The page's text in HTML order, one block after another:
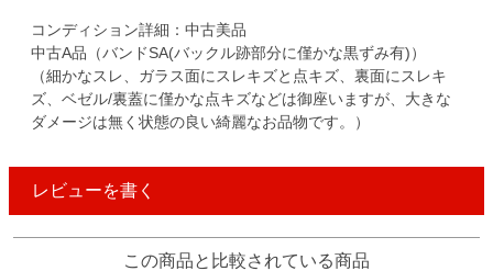
コンディション詳細：中古美品
中古A品（バンドSA(バックル跡部分に僅かな黒ずみ有)）
（細かなスレ、ガラス面にスレキズと点キズ、裏面にスレキ
ズ、ベゼル/裏蓋に僅かな点キズなどは御座いますが、大きな
ダメージは無く状態の良い綺麗なお品物です。）
レビューを書く
この商品と比較されている商品